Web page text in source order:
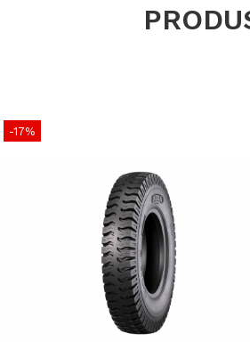
-17%